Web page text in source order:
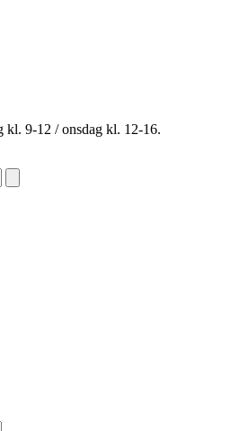
kl. 9-12 / onsdag kl. 12-16.